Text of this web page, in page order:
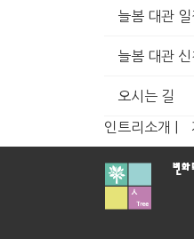
늘봄 대관 일
늘봄 대관 신
오시는 길
인트리소개 |